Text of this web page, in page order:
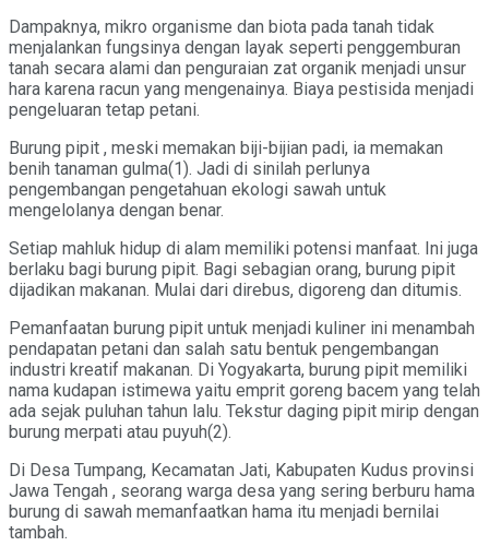
Dampaknya, mikro organisme dan biota pada tanah tidak
menjalankan fungsinya dengan layak seperti penggemburan
tanah secara alami dan penguraian zat organik menjadi unsur
hara karena racun yang mengenainya. Biaya pestisida menjadi
pengeluaran tetap petani.
Burung pipit , meski memakan biji-bijian padi, ia memakan
benih tanaman gulma(1). Jadi di sinilah perlunya
pengembangan pengetahuan ekologi sawah untuk
mengelolanya dengan benar.
Setiap mahluk hidup di alam memiliki potensi manfaat. Ini juga
berlaku bagi burung pipit. Bagi sebagian orang, burung pipit
dijadikan makanan. Mulai dari direbus, digoreng dan ditumis.
Pemanfaatan burung pipit untuk menjadi kuliner ini menambah
pendapatan petani dan salah satu bentuk pengembangan
industri kreatif makanan. Di Yogyakarta, burung pipit memiliki
nama kudapan istimewa yaitu emprit goreng bacem yang telah
ada sejak puluhan tahun lalu. Tekstur daging pipit mirip dengan
burung merpati atau puyuh(2).
Di Desa Tumpang, Kecamatan Jati, Kabupaten Kudus provinsi
Jawa Tengah , seorang warga desa yang sering berburu hama
burung di sawah memanfaatkan hama itu menjadi bernilai
tambah.